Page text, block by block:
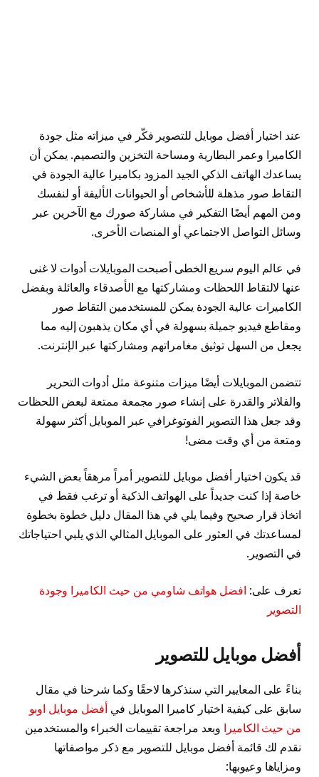
عند اختيار أفضل موبايل للتصوير فكّر في ميزاته مثل جودة
الكاميرا وعمر البطارية ومساحة التخزين والتصميم. يمكن أن
يساعدك الهاتف الذكي الجيد المزود بكاميرا عالية الجودة في
التقاط صور مذهلة للأشخاص أو الحيوانات الأليفة أو لنفسك
ومن المهم أيضًا التفكير في مشاركة صورك مع الآخرين عبر
وسائل التواصل الاجتماعي أو المنصات الأخرى.
في عالم اليوم سريع الخطى أصبحت الموبايلات أدوات لا غنى
عنها لالتقاط اللحظات ومشاركتها مع الأصدقاء والعائلة وبفضل
الكاميرات عالية الجودة يمكن للمستخدمين التقاط صور
ومقاطع فيديو جميلة بسهولة في أي مكان يذهبون إليه مما
يجعل من السهل توثيق مغامراتهم ومشاركتها عبر الإنترنت.
تتضمن الموبايلات أيضًا ميزات متنوعة مثل أدوات التحرير
والفلاتر والقدرة على إنشاء صور مجمعة ممتعة لبعض اللحظات
وقد جعل هذا التصوير الفوتوغرافي عبر الموبايل أكثر سهولة
ومتعة من أي وقت مضى!
قد يكون اختيار أفضل موبايل للتصوير أمراً مرهقاً بعض الشيء
خاصة إذا كنت جديداً على الهواتف الذكية أو ترغب فقط في
اتخاذ قرار صحيح وفيما يلي في هذا المقال دليل خطوة بخطوة
لمساعدتك في العثور على الموبايل المثالي الذي يلبي احتياجاتك
في التصوير.
تعرف على: افضل هواتف شاومي من حيث الكاميرا وجودة
التصوير
أفضل موبايل للتصوير
بناءً على المعايير التي سنذكرها لاحقًا وكما شرحنا في مقال
سابق على كيفية اختيار كاميرا الموبايل في أفضل موبايل اوبو
من حيث الكاميرا وبعد مراجعة تقييمات الخبراء والمستخدمين
نقدم لك قائمة أفضل موبايل للتصوير مع ذكر مواصفاتها
ومزاياها وعيوبها: